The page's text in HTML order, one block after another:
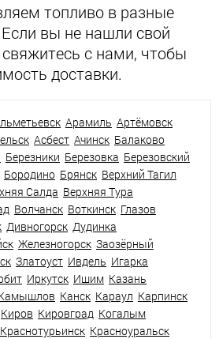
топливо в разные
Если вы не нашли свой
свяжитесь с нами, чтобы
доставки.
Арамиль Артёмовск
Асбест Ачинск Балаково
Березники Березовка Березовский
Бородино Брянск Верхний Тагил
Салда Верхняя Тура
Волчанск Воткинск Глазов
Дивногорск Дудинка
Железногорск Заозёрный
Златоуст Ивдель Игарка
Иркутск Ишим Казань
Канск Караул Карпинск
Киров Кировград Когалым
Краснотурьинск Красноуральск